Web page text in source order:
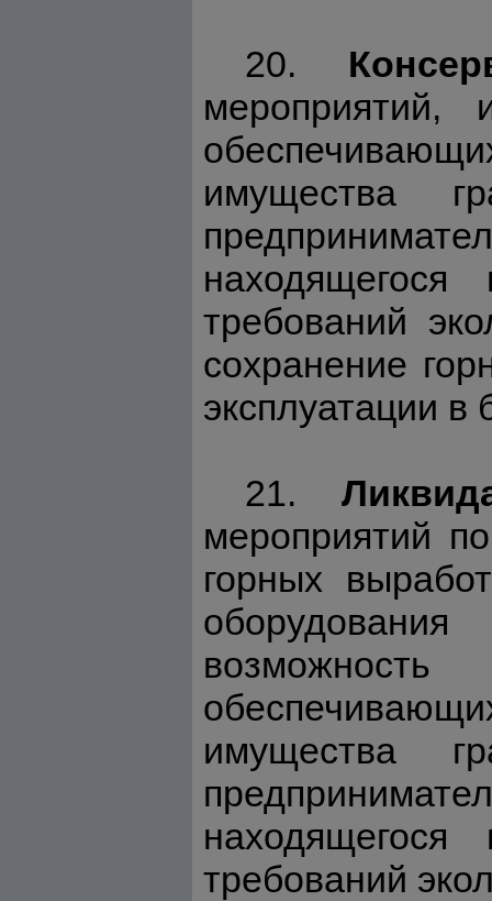
20.
мероприятий,
имущества
находящегося
требований
сохранение
эксплуатации в
21.
мероприятий
горных
имущества
находящегося
требований